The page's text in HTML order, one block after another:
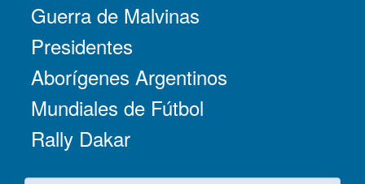
Guerra de Malvinas
Presidentes
Aborígenes Argentinos
Mundiales de Fútbol
Rally Dakar